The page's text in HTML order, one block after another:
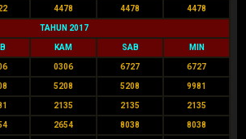
4478 4478 4478
TAHUN 2017
KAM SAB MIN
0306 6727 6727
5208 5208 9981
2135 2135 2135
2654 8038 8038